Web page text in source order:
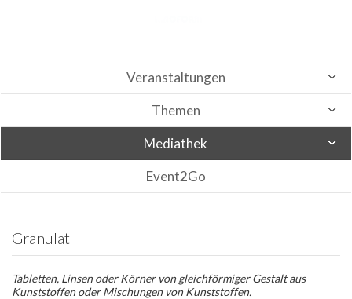
Veranstaltungen
Themen
Mediathek
Event2Go
Granulat
Tabletten, Linsen oder Körner von gleichförmiger Gestalt aus
Kunststoffen oder Mischungen von Kunststoffen.